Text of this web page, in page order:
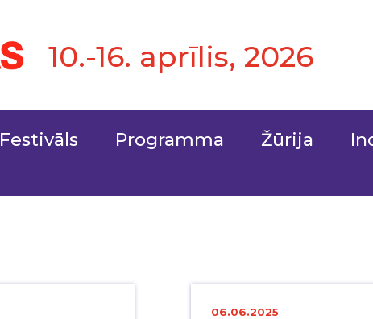
10.-16. aprīlis, 2026
Festivāls Programma Žūrija
06.06.2025